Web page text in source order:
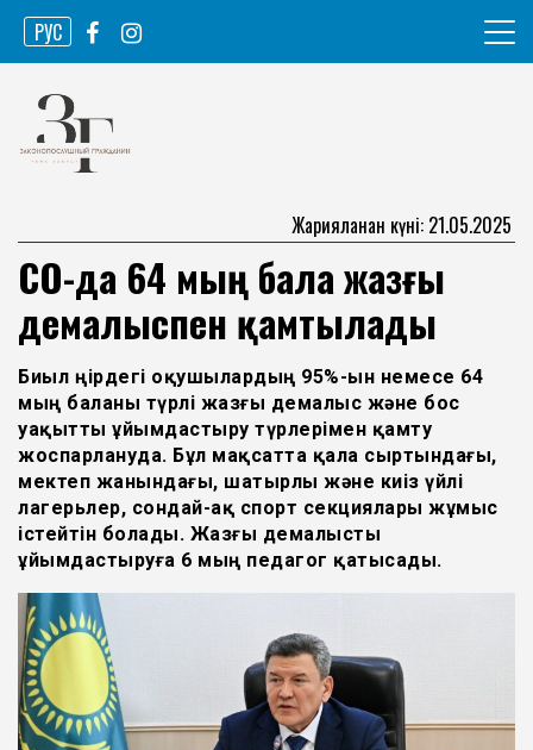
Skip
content
РУС
Законопослушный гражданин
Жарияланған күні: 21.05.2025
СҚО-да 64 мың бала жазғы
демалыспен қамтылады
Биыл өңірдегі оқушылардың 95%-ын немесе 64
мың баланы түрлі жазғы демалыс және бос
уақытты ұйымдастыру түрлерімен қамту
жоспарлануда. Бұл мақсатта қала сыртындағы,
мектеп жанындағы, шатырлы және киіз үйлі
лагерьлер, сондай-ақ спорт секциялары жұмыс
істейтін болады. Жазғы демалысты
ұйымдастыруға 6 мың педагог қатысады.